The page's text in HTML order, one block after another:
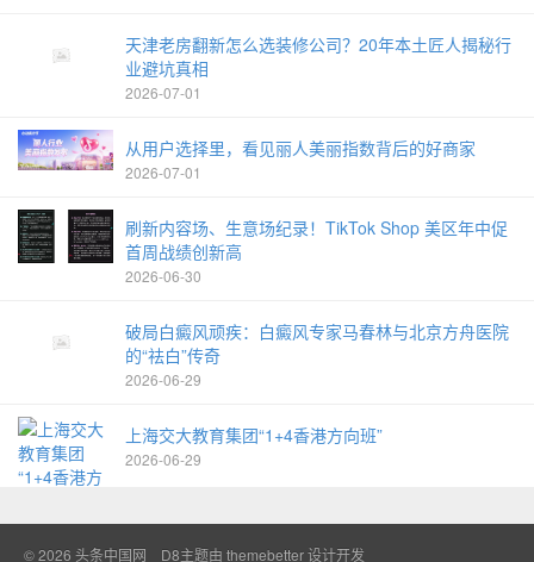
天津老房翻新怎么选装修公司？20年本土匠人揭秘行
业避坑真相
2026-07-01
从用户选择里，看见丽人美丽指数背后的好商家
2026-07-01
刷新内容场、生意场纪录！TikTok Shop 美区年中促
首周战绩创新高
2026-06-30
破局白癜风顽疾：白癜风专家马春林与北京方舟医院
的“祛白”传奇
2026-06-29
上海交大教育集团“1+4香港方向班”
2026-06-29
© 2026 头条中国网 D8主题由 themebetter设计开发